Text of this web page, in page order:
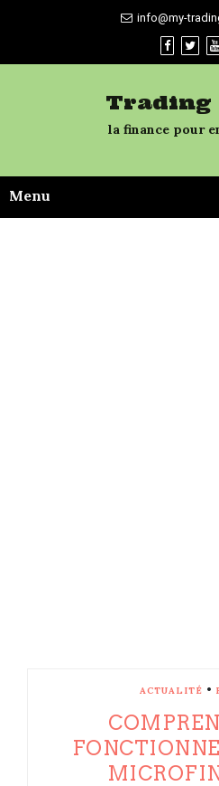
info@my-
Trading
la finance pour
Menu
ACTUALITÉ •